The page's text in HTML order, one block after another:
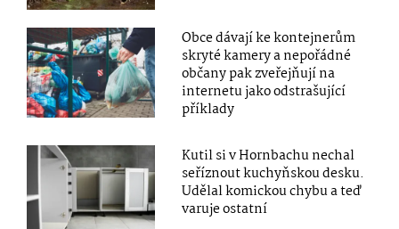
Obce dávají ke kontejnerům
skryté kamery a nepořádné
občany pak zveřejňují na
internetu jako odstrašující
příklady
Kutil si v Hornbachu nechal
seříznout kuchyňskou desku.
Udělal komickou chybu a teď
varuje ostatní